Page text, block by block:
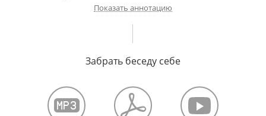
в армию. Смоленское артиллерийское училище,
потом Чкаловское училище
зенитной артиллерии. 4-й Украинский
Учеба в МГУ на химическом факультете. Государственный оптико-
механический завод. Аспирантура. Почтовый ящик 3394.
университете, преподавание за рубежом.
Показать аннотацию
Забрать беседу себе